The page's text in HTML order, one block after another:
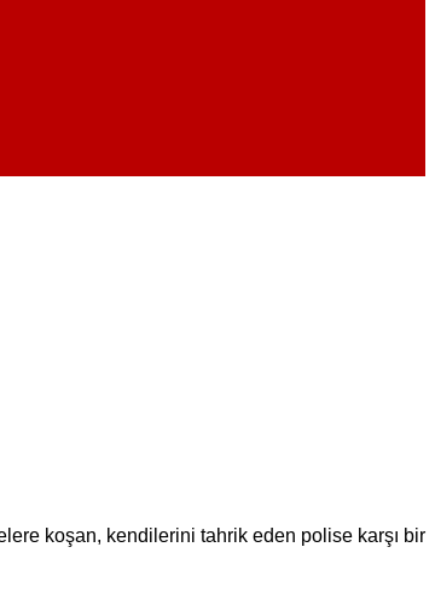
koşan, kendilerini tahrik eden polise karşı bir